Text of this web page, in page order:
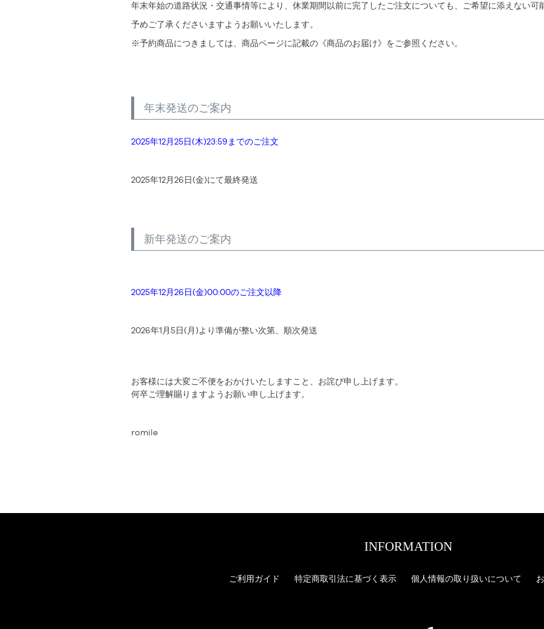
年末年始の道路状況・交通事情等により、休業期間以前に完了したご注文についても、ご希望に添えない可
予めご了承くださいますようお願いいたします。
※予約商品につきましては、商品ページに記載の《商品のお届け》をご参照ください。
年末発送のご案内
2025年12月25日(木)23:59までのご注文
2025年12月26日(金)にて最終発送
新年発送のご案内
2025年12月26日(金)00:00のご注文以降
2026年1月5日(月)より準備が整い次第、順次発送
お客様には大変ご不便をおかけいたしますこと、お詫び申し上げます。
何卒ご理解賜りますようお願い申し上げます。
romile
INFORMATION
ご利用ガイド 特定商取引法に基づく表示 個人情報の取り扱いについて